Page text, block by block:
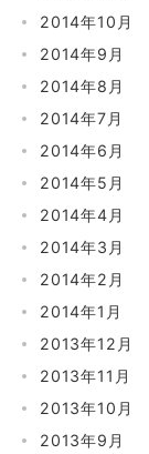
2014年10月
2014年9月
2014年8月
2014年7月
2014年6月
2014年5月
2014年4月
2014年3月
2014年2月
2014年1月
2013年12月
2013年11月
2013年10月
2013年9月